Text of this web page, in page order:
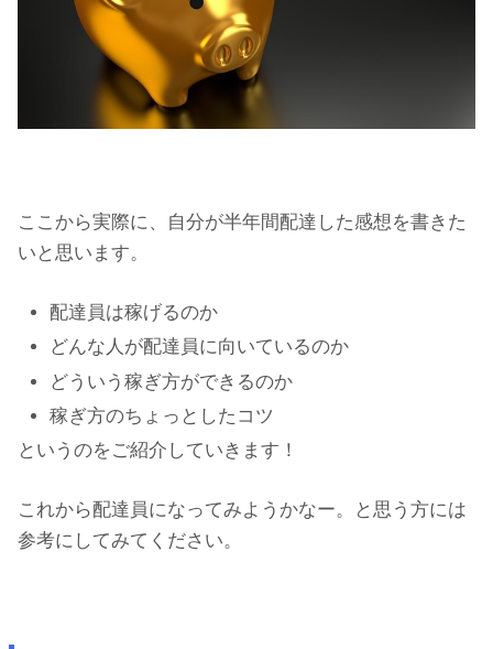
ここから実際に、自分が半年間配達した感想を書きた
いと思います。
配達員は稼げるのか
どんな人が配達員に向いているのか
どういう稼ぎ方ができるのか
稼ぎ方のちょっとしたコツ
というのをご紹介していきます！
これから配達員になってみようかなー。と思う方には
参考にしてみてください。